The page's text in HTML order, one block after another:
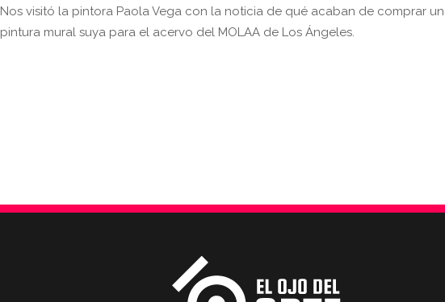
Nos visitó la pintora Paola Vega con la noticia de qué acaban de comprar
pintura mural suya para el acervo del MOLAA de Los Ángeles.